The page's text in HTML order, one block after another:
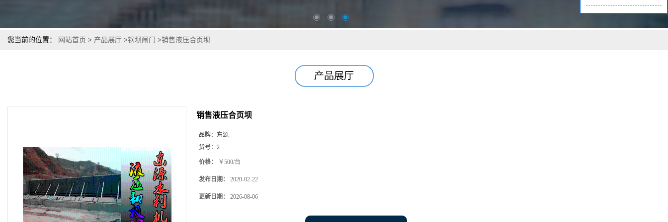
您当前的位置： 网站首页 > 产品展厅 >钢坝闸门 >销售液压合页坝
产品展厅
销售液压合页坝
品牌： 东源
货号： 2
价格： ￥500/台
发布日期： 2020-02-22
更新日期： 2026-08-06